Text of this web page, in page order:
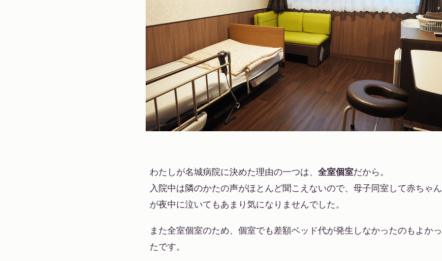
わたしが名城病院に決めた理由の一つは、 全室個室だから。
入院中は隣のかたの声がほとんど聞こえないので、母子同室して赤ちゃん
が夜中に泣いてもあまり気になりませんでした。
また全室個室のため、個室でも差額ベッド代が発生しなかったのもよかっ
たです。